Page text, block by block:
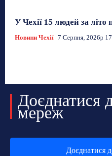
У Чехії 15 людей за
Новини Чехії 7 Серпня, 2026р
Доєднатися
мереж
Доєднатися